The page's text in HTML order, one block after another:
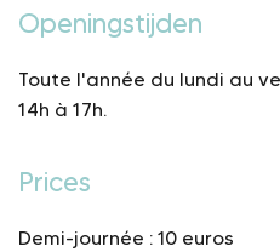
Openingstijden
Toute l'année du lundi au
14h à 17h.
Prices
Demi-journée : 10 euros